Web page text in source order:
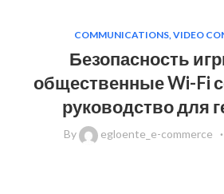
COMMUNICATIONS, VIDEO
Безопасность
общественные Wi-Fi
руководство для
By egloente_e-commerce